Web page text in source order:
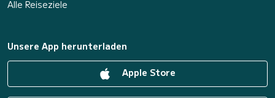
Alle Reiseziele
Unsere App herunterladen
Apple Store